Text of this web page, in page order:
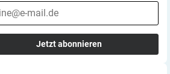
Jetzt abonnieren